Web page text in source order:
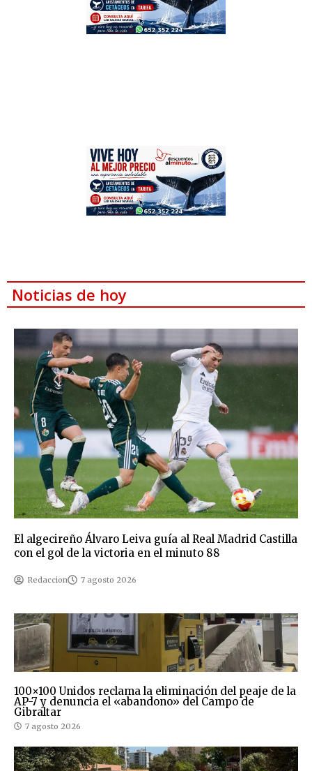
Noticias de hoy
El algecireño Álvaro Leiva guía al Real Madrid Castilla
con el gol de la victoria en el minuto 88
Redaccion 7 agosto 2026
100×100 Unidos reclama la eliminación del peaje de la
AP-7 y denuncia el «abandono» del Campo de
Gibraltar
7 agosto 2026